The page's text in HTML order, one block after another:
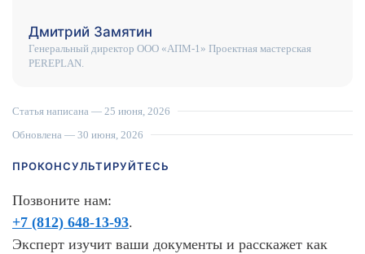
Дмитрий Замятин
Генеральный директор ООО «АПМ-1» Проектная мастерская
PEREPLAN.
Статья написана — 25 июня, 2026
Обновлена — 30 июня, 2026
ПРОКОНСУЛЬТИРУЙТЕСЬ
Позвоните нам:
+7 (812) 648-13-93.
Эксперт изучит ваши документы и расскажет как